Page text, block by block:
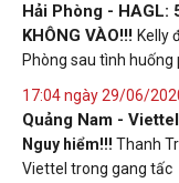
Hải Phòng - HAGL:
KHÔNG VÀO!!! Kelly
Phòng sau tình huống
17:04 ngày 29/06/
Quảng Nam -
Nguy hiểm!!! Thanh
Viettel trong gang tấc